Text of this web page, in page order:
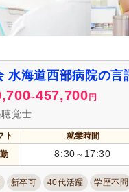
水海道西部病院の言
~457,700 円
覚士
ト 就業時間
8:30 ～ 17:30
新卒可 40代活躍 学歴不問